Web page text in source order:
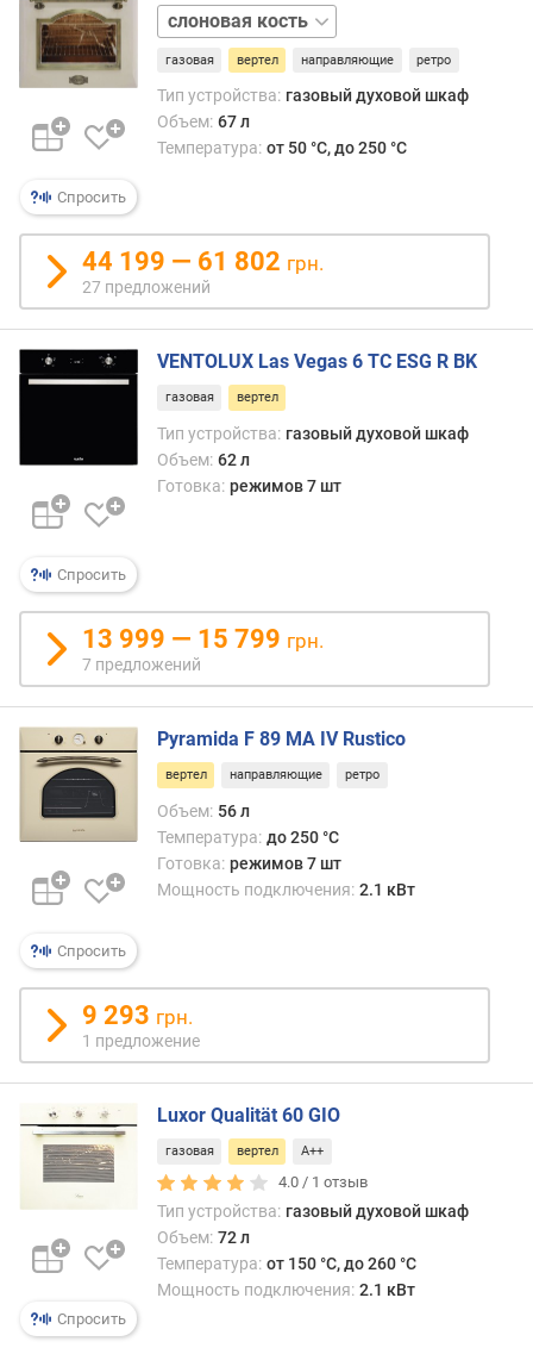
п
о
д
т
е
о
в
л
е
н
и
к
о
и
ч
с
в
у
п
р
д
о
ж
н
и
ъ
е
м
)
ы
Спросить
черный
газовая вертел направляющие ретро
Тип устройства: газовый духовой шкаф
Объем: 67 л
Температура: от 50 °C, до 250 °C
44 199 — 61 802 грн.
27 предложений
Спросить
VENTOLUX Las Vegas 6 TC ESG R BK
газовая вертел
Тип устройства: газовый духовой шкаф
Объем: 62 л
Готовка: режимов 7 шт
13 999 — 15 799 грн.
7 предложений
Спросить
Pyramida F 89 MA IV Rustico
вертел направляющие ретро
Объем: 56 л
Температура: до 250 °C
Готовка: режимов 7 шт
Мощность подключения: 2.1 кВт
9 293 грн.
1 предложение
Спросить
Luxor Qualität 60 GIO
газовая вертел A++
4.0 / 1 отзыв
Тип устройства: газовый духовой шкаф
Объем: 72 л
Температура: от 150 °C, до 260 °C
Мощность подключения: 2.1 кВт